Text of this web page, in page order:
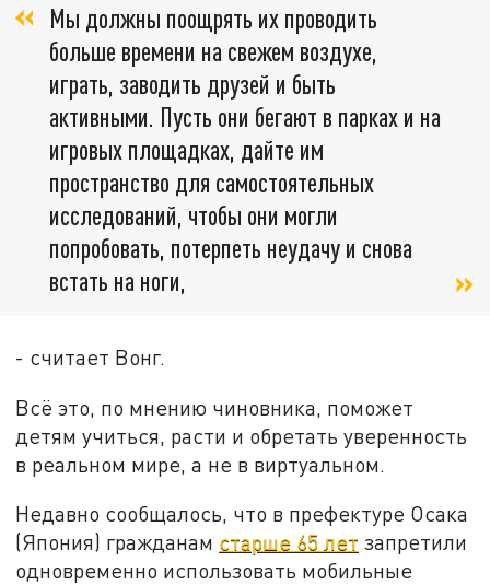
Мы должны поощрять их проводить
больше времени на свежем воздухе,
играть, заводить друзей и быть
активными. Пусть они бегают в парках и на
игровых площадках, дайте им
пространство для самостоятельных
исследований, чтобы они могли
попробовать, потерпеть неудачу и снова
встать на ноги,
- считает Вонг.
Всё это, по мнению чиновника, поможет
детям учиться, расти и обретать уверенность
в реальном мире, а не в виртуальном.
Недавно сообщалось, что в префектуре Осака
(Япония) гражданам старше 65 лет запретили
одновременно использовать мобильные